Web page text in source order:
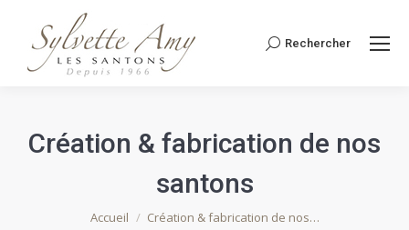
Recherche
Rechercher
Création & fabrication de nos
santons
Vous êtes ici :
Accueil Création & fabrication de nos…